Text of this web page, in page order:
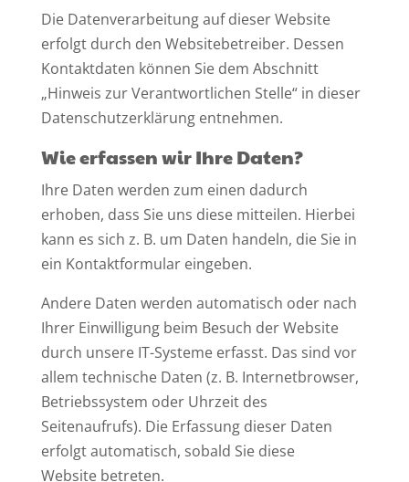
Die Datenverarbeitung auf dieser Website
erfolgt durch den Websitebetreiber. Dessen
Kontaktdaten können Sie dem Abschnitt
„Hinweis zur Verantwortlichen Stelle“ in dieser
Datenschutzerklärung entnehmen.
Wie erfassen wir Ihre Daten?
Ihre Daten werden zum einen dadurch
erhoben, dass Sie uns diese mitteilen. Hierbei
kann es sich z. B. um Daten handeln, die Sie in
ein Kontaktformular eingeben.
Andere Daten werden automatisch oder nach
Ihrer Einwilligung beim Besuch der Website
durch unsere IT-Systeme erfasst. Das sind vor
allem technische Daten (z. B. Internetbrowser,
Betriebssystem oder Uhrzeit des
Seitenaufrufs). Die Erfassung dieser Daten
erfolgt automatisch, sobald Sie diese
Website betreten.